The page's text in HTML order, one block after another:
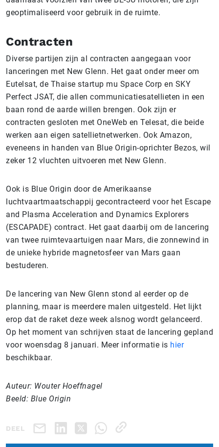
geoptimaliseerd voor gebruik in de ruimte.
Contracten
Diverse partijen zijn al contracten aangegaan voor
lanceringen met New Glenn. Het gaat onder meer om
Eutelsat, de Thaise startup mu Space Corp en SKY
Perfect JSAT, die allen communicatiesatellieten in een
baan rond de aarde willen brengen. Ook zijn er
contracten gesloten met OneWeb en Telesat, die beide
werken aan eigen satellietnetwerken. Ook Amazon,
eveneens in handen van Blue Origin-oprichter Bezos, wil
zeker 12 vluchten uitvoeren met New Glenn.
Ook is Blue Origin door de Amerikaanse
luchtvaartmaatschappij gecontracteerd voor het Escape
and Plasma Acceleration and Dynamics Explorers
(ESCAPADE) contract. Het gaat daarbij om de lancering
van twee ruimtevaartuigen naar Mars, die zonnewind in
de unieke hybride magnetosfeer van Mars gaan
bestuderen.
De lancering van New Glenn stond al eerder op de
planning, maar is meerdere malen uitgesteld. Het lijkt
erop dat de raket deze week alsnog wordt gelanceerd.
Op het moment van schrijven staat de lancering gepland
voor woensdag 8 januari. Meer informatie is hier
beschikbaar.
Auteur: Wouter Hoeffnagel
Beeld: Blue Origin
DEEL